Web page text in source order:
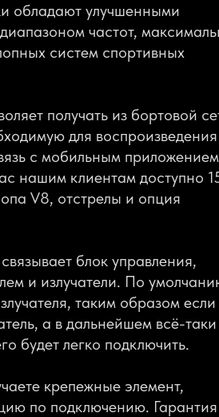
обладают улучшенными
частот,
систем спортивных
получать из бортовой
для воспроизведения
с мобильным приложением
нашим клиентам доступно
V8, отстрелы и опция
блок управления,
и излучатели. По
таким образом если
а в дальнейшем всё-таки
будет легко подключить.
крепежные элемент,
по подключению. Гарантия